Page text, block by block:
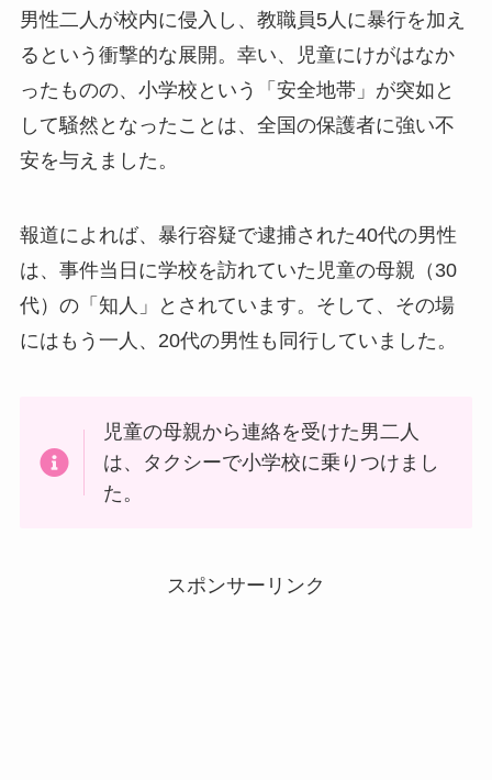
男性二人が校内に侵入し、教職員5人に暴行を加え
るという衝撃的な展開。幸い、児童にけがはなか
ったものの、小学校という「安全地帯」が突如と
して騒然となったことは、全国の保護者に強い不
安を与えました。
報道によれば、暴行容疑で逮捕された40代の男性
は、事件当日に学校を訪れていた児童の母親（30
代）の「知人」とされています。そして、その場
にはもう一人、20代の男性も同行していました。
児童の母親から連絡を受けた男二人
は、タクシーで小学校に乗りつけまし
た。
スポンサーリンク